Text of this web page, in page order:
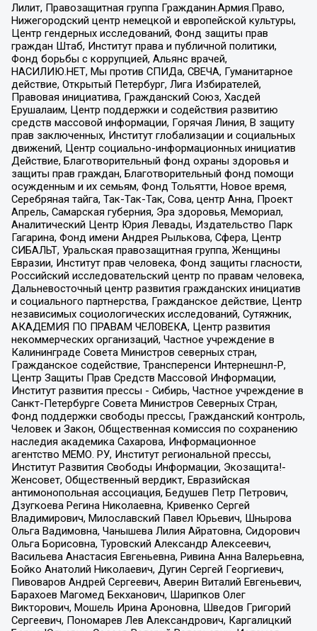
Лилит, Правозащитная группа Гражданин.Армия.Право,
Нижегородский центр немецкой и европейской культуры,
Центр гендерных исследований, Фонд защиты прав
граждан Штаб, Институт права и публичной политики,
Фонд борьбы с коррупцией, Альянс врачей,
НАСИЛИЮ.НЕТ, Мы против СПИДа, СВЕЧА, Гуманитарное
действие, Открытый Петербург, Лига Избирателей,
Правовая инициатива, Гражданский Союз, Хасдей
Ерушалаим, Центр поддержки и содействия развитию
средств массовой информации, Горячая Линия, В защиту
прав заключенных, Институт глобализации и социальных
движений, Центр социально-информационных инициатив
Действие, Благотворительный фонд охраны здоровья и
защиты прав граждан, Благотворительный фонд помощи
осужденным и их семьям, Фонд Тольятти, Новое время,
Серебряная тайга, Так-Так-Так, Сова, центр Анна, Проект
Апрель, Самарская губерния, Эра здоровья, Мемориал,
Аналитический Центр Юрия Левады, Издательство Парк
Гагарина, Фонд имени Андрея Рылькова, Сфера, Центр
СИБАЛЬТ, Уральская правозащитная группа, Женщины
Евразии, Институт прав человека, Фонд защиты гласности,
Российский исследовательский центр по правам человека,
Дальневосточный центр развития гражданских инициатив
и социального партнерства, Гражданское действие, Центр
независимых социологических исследований, Сутяжник,
АКАДЕМИЯ ПО ПРАВАМ ЧЕЛОВЕКА, Центр развития
некоммерческих организаций, Частное учреждение в
Калининграде Совета Министров северных стран,
Гражданское содействие, Трансперенси Интернешнл-Р,
Центр Защиты Прав Средств Массовой Информации,
Институт развития прессы - Сибирь, Частное учреждение в
Санкт-Петербурге Совета Министров Северных Стран,
Фонд поддержки свободы прессы, Гражданский контроль,
Человек и Закон, Общественная комиссия по сохранению
наследия академика Сахарова, Информационное
агентство МЕМО. РУ, Институт региональной прессы,
Институт Развития Свободы Информации, Экозащита!-
Женсовет, Общественный вердикт, Евразийская
антимонопольная ассоциация, Бедушев Петр Петрович,
Дзугкоева Регина Николаевна, Кривенко Сергей
Владимирович, Милославский Павел Юрьевич, Шнырова
Ольга Вадимовна, Чанышева Лилия Айратовна, Сидорович
Ольга Борисовна, Туровский Александр Алексеевич,
Васильева Анастасия Евгеньевна, Ривина Анна Валерьевна,
Бойко Анатолий Николаевич, Дугин Сергей Георгиевич,
Пивоваров Андрей Сергеевич, Аверин Виталий Евгеньевич,
Барахоев Магомед Бекханович, Шарипков Олег
Викторович, Мошель Ирина Ароновна, Шведов Григорий
Сергеевич, Пономарев Лев Александрович, Каргалицкий